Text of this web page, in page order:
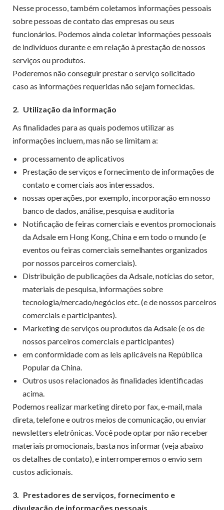
Nesse processo, também coletamos informações pessoais
sobre pessoas de contato das empresas ou seus
funcionários. Podemos ainda coletar informações pessoais
de indivíduos durante e em relação à prestação de nossos
serviços ou produtos.
Poderemos não conseguir prestar o serviço solicitado
caso as informações requeridas não sejam fornecidas.
2. Utilização da informação
As finalidades para as quais podemos utilizar as
informações incluem, mas não se limitam a:
processamento de aplicativos
Prestação de serviços e fornecimento de informações de
contato e comerciais aos interessados.
nossas operações, por exemplo, incorporação em nosso
banco de dados, análise, pesquisa e auditoria
Notificação de feiras comerciais e eventos promocionais
da Adsale em Hong Kong, China e em todo o mundo (e
eventos ou feiras comerciais semelhantes organizados
por nossos parceiros comerciais).
Distribuição de publicações da Adsale, notícias do setor,
materiais de pesquisa, informações sobre
tecnologia/mercado/negócios etc. (e de nossos parceiros
comerciais e participantes).
Marketing de serviços ou produtos da Adsale (e os de
nossos parceiros comerciais e participantes)
em conformidade com as leis aplicáveis ​​na República
Popular da China.
Outros usos relacionados às finalidades identificadas
acima.
Podemos realizar marketing direto por fax, e-mail, mala
direta, telefone e outros meios de comunicação, ou enviar
newsletters eletrônicas. Você pode optar por não receber
materiais promocionais, basta nos informar (veja abaixo
os detalhes de contato), e interromperemos o envio sem
custos adicionais.
3. Prestadores de serviços, fornecimento e
divulgação de informações pessoais